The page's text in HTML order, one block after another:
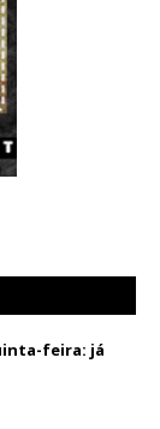
feira: já